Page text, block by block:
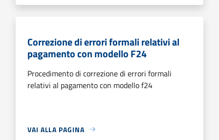
Correzione di errori formali relativi al
pagamento con modello F24
Procedimento di correzione di errori formali
relativi al pagamento con modello f24
VAI ALLA PAGINA